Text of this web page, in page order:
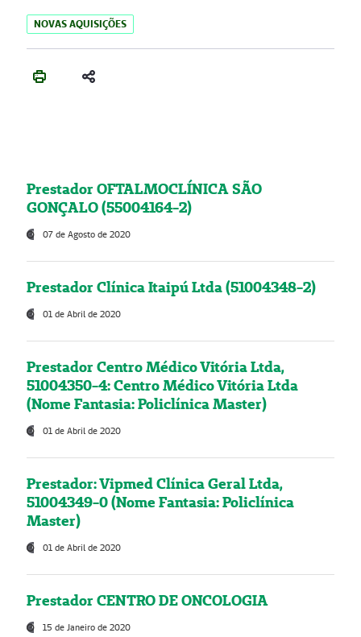
NOVAS AQUISIÇÕES
Prestador OFTALMOCLÍNICA SÃO
GONÇALO (55004164-2)
07 de Agosto de 2020
Prestador Clínica Itaipú Ltda (51004348-2)
01 de Abril de 2020
Prestador Centro Médico Vitória Ltda,
51004350-4: Centro Médico Vitória Ltda
(Nome Fantasia: Policlínica Master)
01 de Abril de 2020
Prestador: Vipmed Clínica Geral Ltda,
51004349-0 (Nome Fantasia: Policlínica
Master)
01 de Abril de 2020
Prestador CENTRO DE ONCOLOGIA
15 de Janeiro de 2020